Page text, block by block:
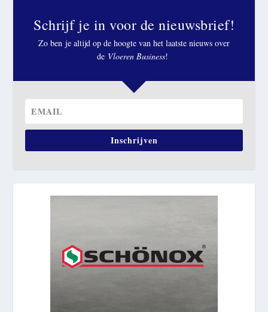
Schrijf je in voor de nieuwsbrief!
Zo ben je altijd op de hoogte van het laatste nieuws over
de Vloeren Business!
Inschrijven